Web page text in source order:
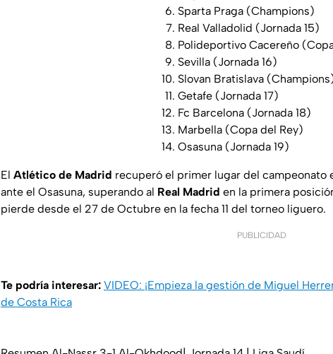
Sparta Praga (Champions)
Real Valladolid (Jornada 15)
Polideportivo Cacereño
Sevilla (Jornada 16)
Slovan Bratislava
Getafe (Jornada 17)
Fc Barcelona (Jornada 18)
Marbella (Copa del Rey)
Osasuna (Jornada 19)
El Atlético de Madrid recuperó el primer lugar del campeonato
ante el Osasuna, superando al Real Madrid en la primera
pierde desde el 27 de Octubre en la fecha 11 del torneo liguero.
PUBLICIDAD
Te podría interesar: VIDEO: ¡Empieza la gestión de Miguel
de Costa Rica